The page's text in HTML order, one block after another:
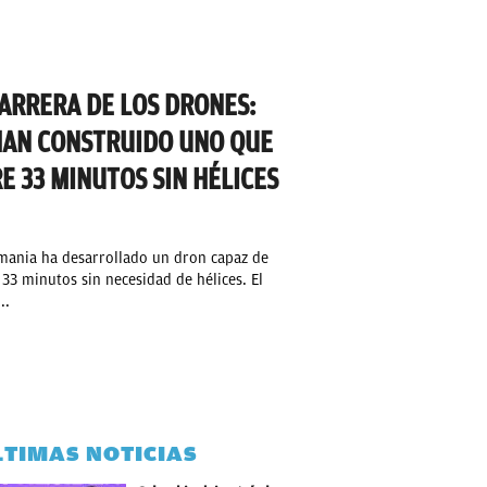
DE LOS DRONES:
CONSTRUIDO UNO QUE
33 MINUTOS SIN HÉLICES
ha desarrollado un dron capaz de
minutos sin necesidad de hélices. El
NOTICIAS